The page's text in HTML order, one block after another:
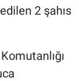
2 şahıs